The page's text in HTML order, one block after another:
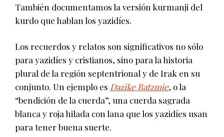
También documentamos la versión kurmanji del
kurdo que hablan los yazidíes.
Los recuerdos y relatos son significativos no sólo
para yazidíes y cristianos, sino para la historia
plural de la región septentrional y de Irak en su
conjunto. Un ejemplo es Dazike Batzmie, o la
“bendición de la cuerda”, una cuerda sagrada
blanca y roja hilada con lana que los yazidíes usan
para tener buena suerte.